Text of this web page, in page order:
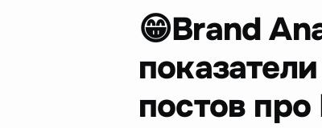
😁Brand
постов